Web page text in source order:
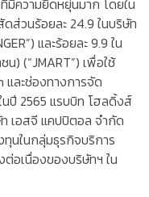
มีความยืดหยุ่นมาก โดยใน
ส่วนร้อยละ 24.9 ในบริษัท
และร้อยละ 9.9 ใน
) (“JMART”) เพื่อใช้
และช่องทางการจัด
นปี 2565 แรบบิท โฮลดิ้งส์
เอสจี แคปปิตอล จำกัด
ทุนในกลุ่มธุรกิจบริการ
อเนื่องของบริษัทฯ ใน